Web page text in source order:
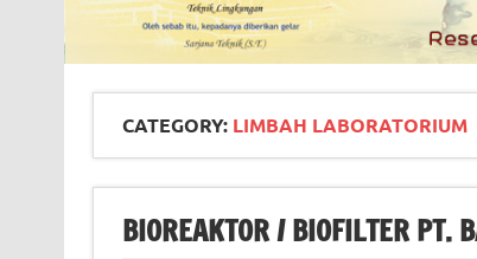
CATEGORY: LIMBAH LABORATORIUM
BIOREAKTOR / BIOFILTER PT.